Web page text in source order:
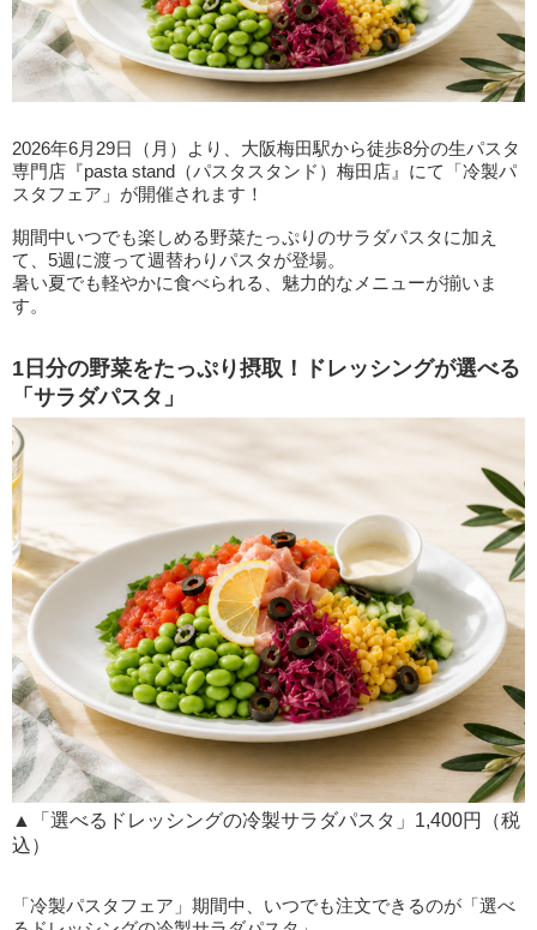
2026年6月29日（月）より、大阪梅田駅から徒歩8分の生パスタ
専門店『pasta stand（パスタスタンド）梅田店』にて「冷製パ
スタフェア」が開催されます！
期間中いつでも楽しめる野菜たっぷりのサラダパスタに加え
て、5週に渡って週替わりパスタが登場。
暑い夏でも軽やかに食べられる、魅力的なメニューが揃いま
す。
1日分の野菜をたっぷり摂取！ドレッシングが選べる
「サラダパスタ」
▲「選べるドレッシングの冷製サラダパスタ」1,400円（税
込）
「冷製パスタフェア」期間中、いつでも注文できるのが「選べ